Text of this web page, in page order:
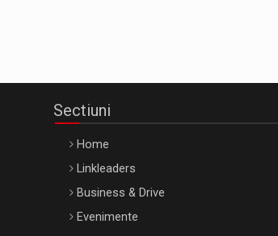
Sectiuni
Home
Linkleaders
Business & Drive
Evenimente